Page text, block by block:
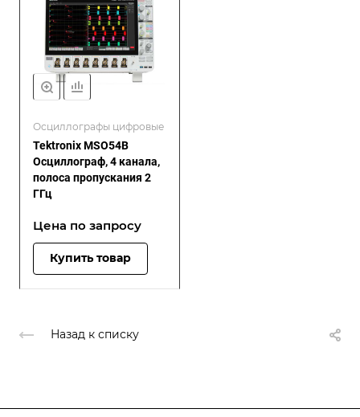
Осциллографы цифровые
Tektronix MSO54B
Осциллограф, 4 канала,
полоса пропускания 2
ГГц
Цена по запросу
Купить товар
Назад к списку